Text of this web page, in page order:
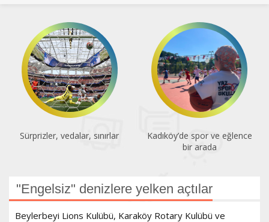
Sürprizler, vedalar, sınırlar
Kadıköy’de spor ve eğlence
bir arada
"Engelsiz" denizlere yelken açtılar
Beylerbeyi Lions Kulübü, Karaköy Rotary Kulübü ve